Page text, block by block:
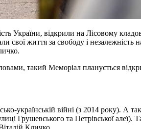
України, відкрили на Лісовому
свої життя за свободу і
такий Меморіал планується
українській війні (з 2014 року). А
Грушевського та Петрівської
Кличко.